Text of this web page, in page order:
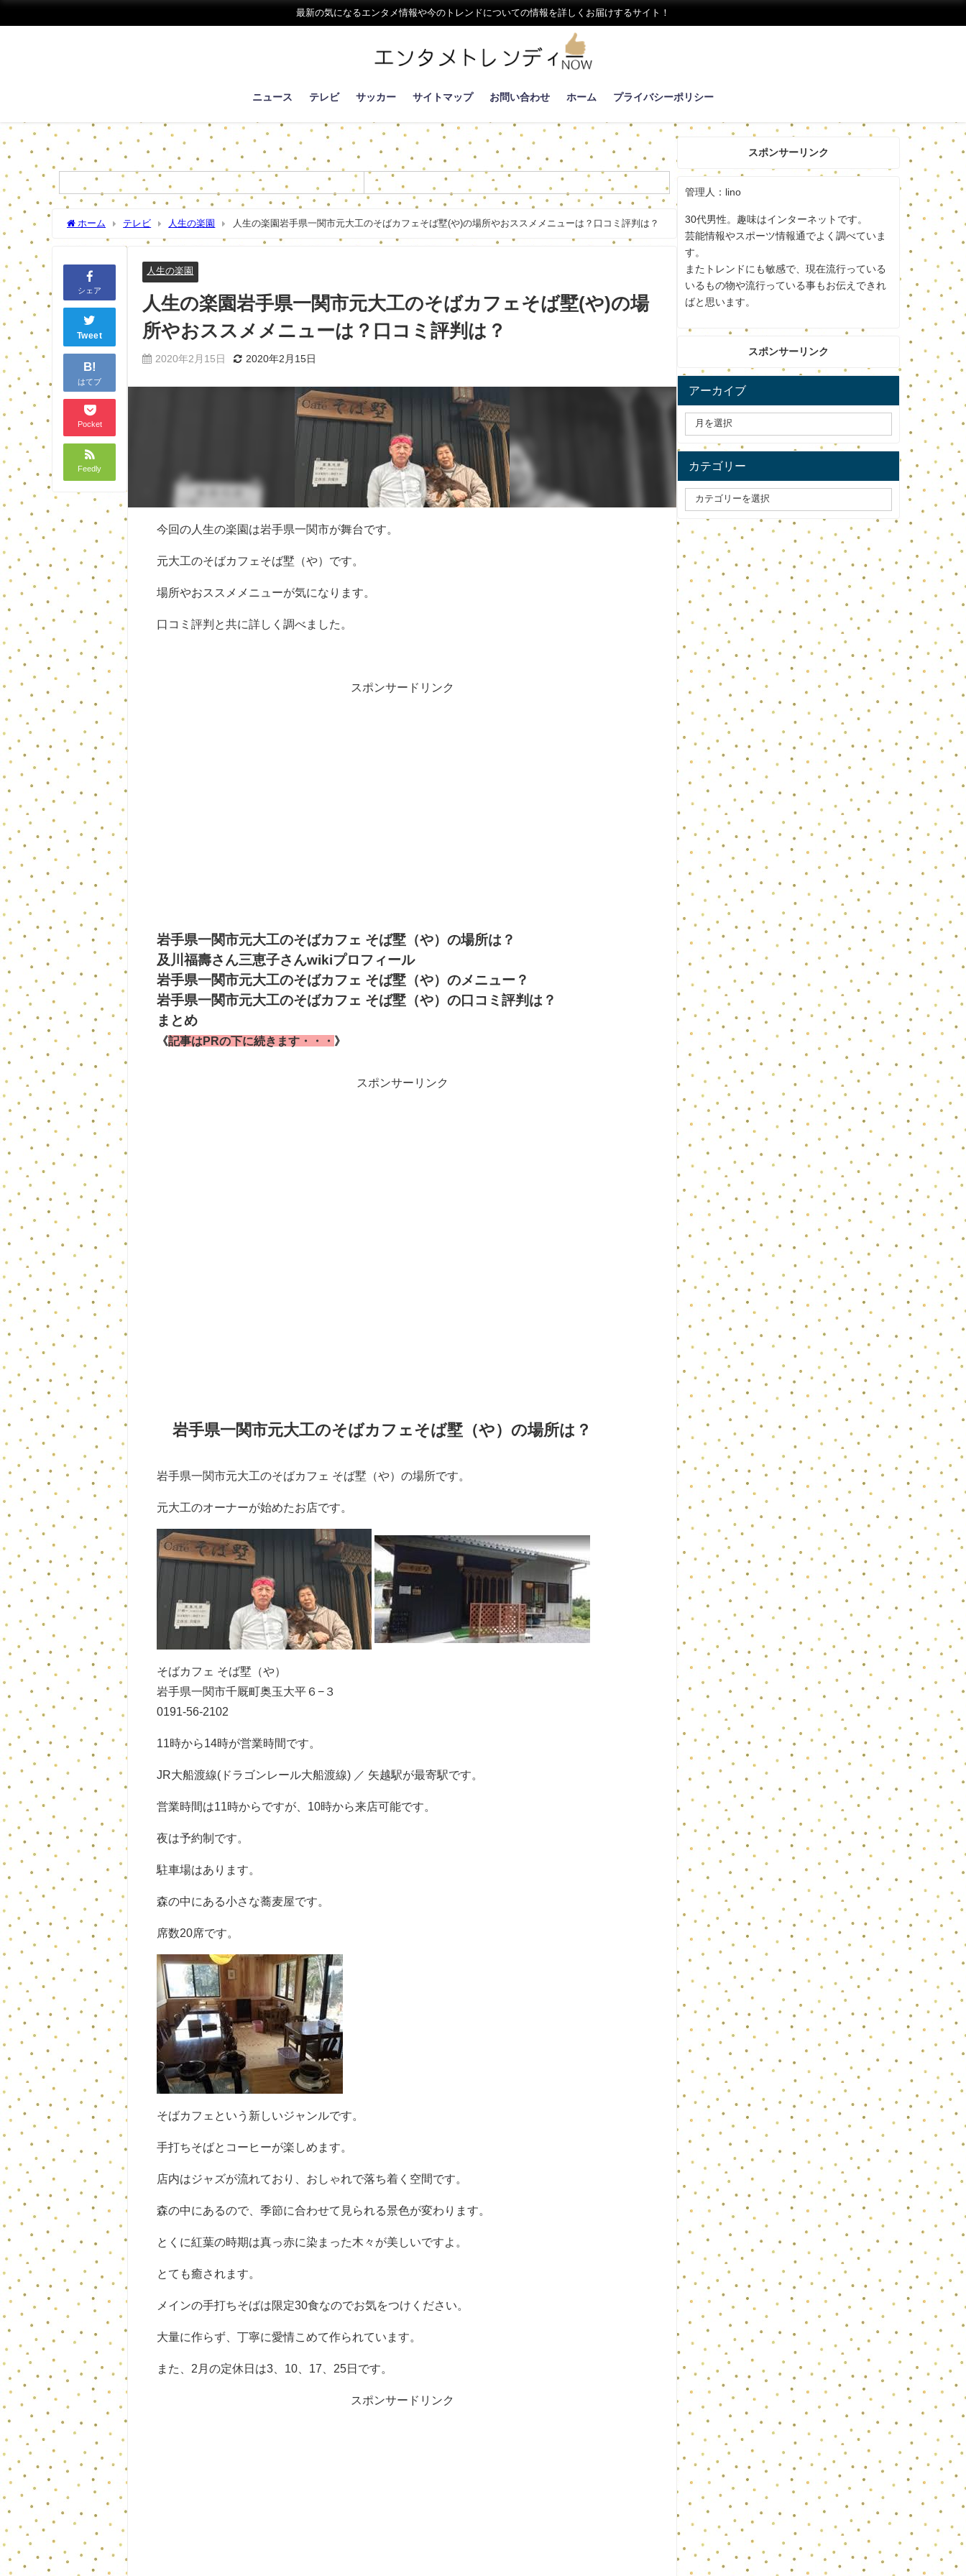
最新の気になるエンタメ情報や今のトレンドについての情報を詳しくお届けするサイト！
ニュース テレビ サッカー サイトマップ お問い合わせ ホーム プライバシーポリシー
ホーム テレビ 人生の楽園 人生の楽園岩手県一関市元大工のそばカフェそば墅(や)の場所やおススメメニューは？口コミ評判は？
シェア
Tweet
B!
はてブ
Pocket
Feedly
人生の楽園
人生の楽園岩手県一関市元大工のそばカフェそば墅(や)の場
所やおススメメニューは？口コミ評判は？
2020年2月15日 2020年2月15日
今回の人生の楽園は岩手県一関市が舞台です。
元大工のそばカフェそば墅（や）です。
場所やおススメメニューが気になります。
口コミ評判と共に詳しく調べました。
スポンサードリンク
岩手県一関市元大工のそばカフェ そば墅（や）の場所は？
及川福壽さん三恵子さんwikiプロフィール
岩手県一関市元大工のそばカフェ そば墅（や）のメニュー？
岩手県一関市元大工のそばカフェ そば墅（や）の口コミ評判は？
まとめ
《記事はPRの下に続きます・・・ 》
スポンサーリンク
岩手県一関市元大工のそばカフェそば墅（や）の場所は？
岩手県一関市元大工のそばカフェ そば墅（や）の場所です。
元大工のオーナーが始めたお店です。
そばカフェ そば墅（や）
岩手県一関市千厩町奥玉大平６−３
0191-56-2102
11時から14時が営業時間です。
JR大船渡線(ドラゴンレール大船渡線) ／ 矢越駅が最寄駅です。
営業時間は11時からですが、10時から来店可能です。
夜は予約制です。
駐車場はあります。
森の中にある小さな蕎麦屋です。
席数20席です。
そばカフェという新しいジャンルです。
手打ちそばとコーヒーが楽しめます。
店内はジャズが流れており、おしゃれで落ち着く空間です。
森の中にあるので、季節に合わせて見られる景色が変わります。
とくに紅葉の時期は真っ赤に染まった木々が美しいですよ。
とても癒されます。
メインの手打ちそばは限定30食なのでお気をつけください。
大量に作らず、丁寧に愛情こめて作られています。
また、2月の定休日は3、10、17、25日です。
スポンサードリンク
スポンサーリンク
管理人：lino
30代男性。趣味はインターネットです。
芸能情報やスポーツ情報通でよく調べていま
す。
またトレンドにも敏感で、現在流行っている
いるもの物や流行っている事もお伝えできれ
ばと思います。
スポンサーリンク
アーカイブ
カテゴリー